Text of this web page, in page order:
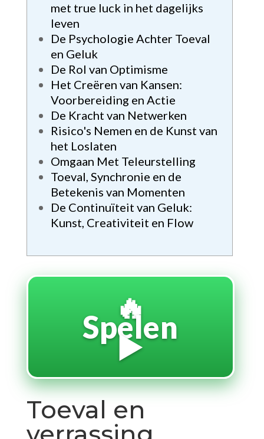
met true luck in het dagelijks
leven
De Psychologie Achter Toeval
en Geluk
De Rol van Optimisme
Het Creëren van Kansen:
Voorbereiding en Actie
De Kracht van Netwerken
Risico's Nemen en de Kunst van
het Loslaten
Omgaan Met Teleurstelling
Toeval, Synchronie en de
Betekenis van Momenten
De Continuïteit van Geluk:
Kunst, Creativiteit en Flow
🔥
Spelen
▶️
Toeval en